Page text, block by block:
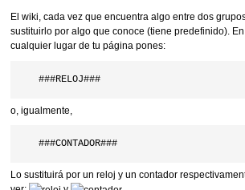
El wiki, cada vez que encuentra algo entre dos
sustituirlo por algo que conoce (tiene predefinido).
cualquier lugar de tu página pones:
o, igualmente,
Lo sustituirá por un reloj y un contador